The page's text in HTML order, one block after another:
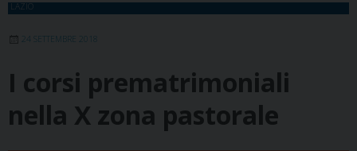
LAZIO
24 SETTEMBRE 2018
I corsi prematrimoniali
nella X zona pastorale